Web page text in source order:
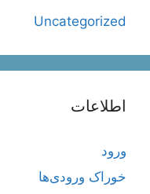
Uncategorized
اطلاعات
ورود
خوراک ورودی‌ها